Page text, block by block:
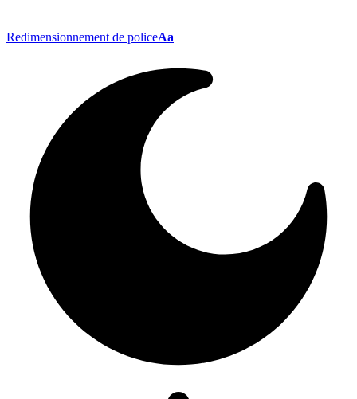
Redimensionnement de policeAa